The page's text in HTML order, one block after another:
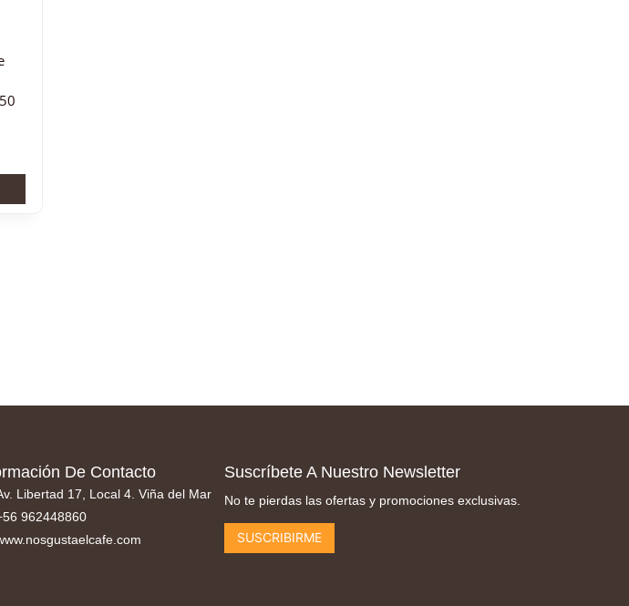
De Contacto
Libertad 17, Local 4. Viña del Mar
962448860
Suscríbete A Nuestro Newsletter
No te pierdas las ofertas y promociones exclusivas.
SUSCRIBIRME